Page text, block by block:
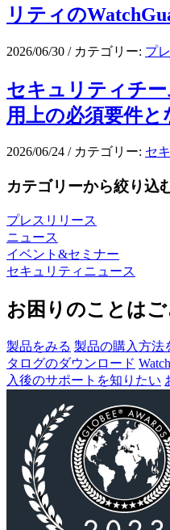
リティの
2026/06/30 / カテゴリー: プ
セキュリティチ
用上の必須要件
2026/06/24 / カテゴリー: セ
カテゴリーから絞り込
プレスリリース
ニュース
イベント&セミナー
セキュリティニュース
お困りのことは
製品をみる 製品の購入方法
タログのダウンロード
入後のサポートを知りたい